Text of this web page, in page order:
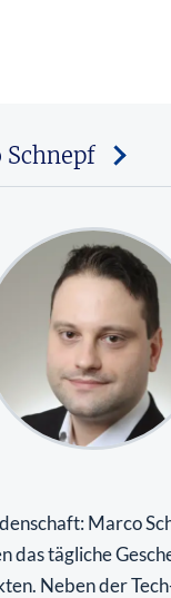
Schnepf
Marco
das tägliche
Neben der